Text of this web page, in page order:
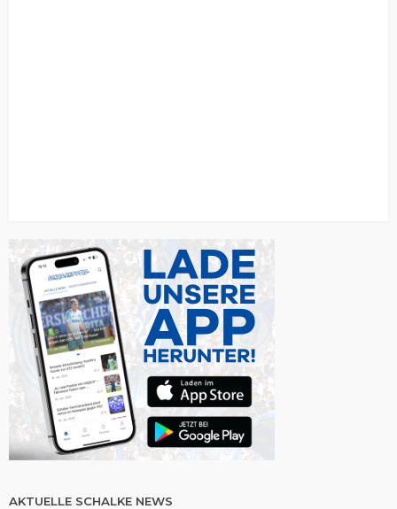
AKTUELLE SCHALKE NEWS